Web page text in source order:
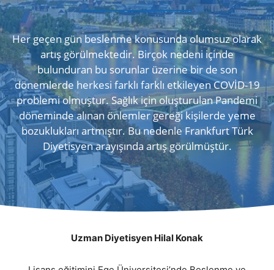
Her geçen gün beslenme konusunda olumsuz olarak
artış görülmektedir. Birçok nedeni içinde
bulunduran bu sorunlar üzerine bir de son
dönemlerde herkesi farklı farklı etkileyen COVİD-19
problemi olmuştur. Sağlık için oluşturulan Pandemi
döneminde alınan önlemler gereği kişilerde yeme
bozuklukları artmıştır. Bu nedenle Frankfurt Türk
Diyetisyen arayışında artış görülmüştür.
Uzman Diyetisyen Hilal Konak